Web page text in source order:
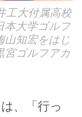
工大付属高校
本大学ゴルフ
山知宏をはじ
宮ゴルフアカ
、「行っ